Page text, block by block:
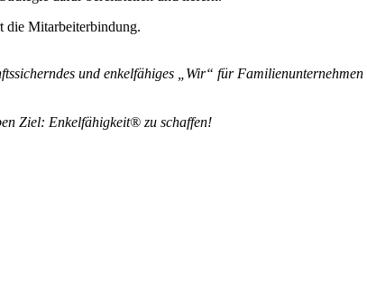
die Mitarbeiterbindung.
und enkelfähiges „Wir“ für Familienunternehmen
Ziel: Enkelfähigkeit® zu schaffen!